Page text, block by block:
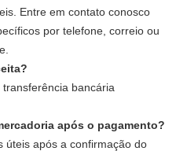
Entre em contato conosco
por telefone, correio ou
bancária
após o pagamento?
úteis após a confirmação do